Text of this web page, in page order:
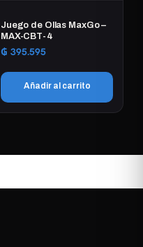
Juego de Ollas MaxGo –
MAX-CBT-4
₲ 395.595
Añadir al carrito